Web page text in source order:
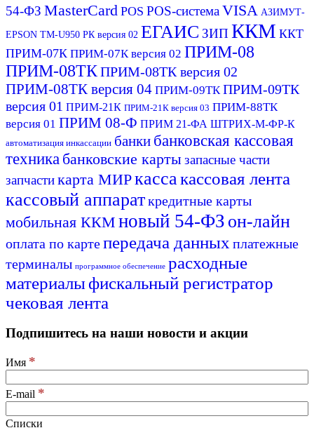
54-ФЗ MasterCard POS POS-системаVISA АЗИМУТ-
EPSON ТМ-U950 РК версия 02 ЕГАИС ЗИП ККМ ККТ
ПРИМ-07К ПРИМ-07К версия 02 ПРИМ-08
ПРИМ-08ТКПРИМ-08ТК версия 02
ПРИМ-08ТК версия 04 ПРИМ-09ТК ПРИМ-09ТК
версия 01 ПРИМ-21К ПРИМ-21К версия 03 ПРИМ-88ТК
версия 01 ПРИМ 08-Ф ПРИМ 21-ФА ШТРИХ-М-ФР-К
автоматизация инкассации банки банковская кассовая
техника банковские карты запасные части
запчастикарта МИРкасса кассовая лента
кассовый аппараткредитные карты
мобильная ККМ новый 54-ФЗ он-лайн
оплата по картепередача данных платежные
терминалы программное обеспечение расходные
материалыфискальный регистратор
чековая лента
Подпишитесь на наши новости и акции
Имя *
E-mail *
Списки